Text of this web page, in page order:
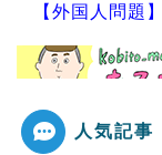
【外国人問題
Powered by
人気記事